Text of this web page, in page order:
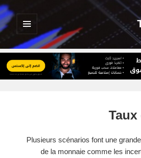
القائمة
والودجات
Taux
Plusieurs scénarios font une
de la monnaie comme les